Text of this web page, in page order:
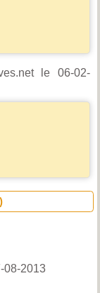
le 06-02-
)
08-2013